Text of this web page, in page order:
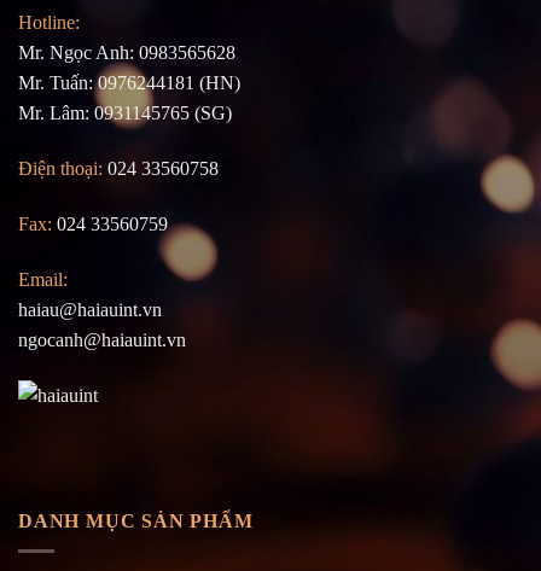
Hotline:
Mr. Ngọc Anh: 0983565628
Mr. Tuấn: 0976244181 (HN)
Mr. Lâm: 0931145765 (SG)
Điện thoại: 024 33560758
Fax: 024 33560759
Email:
haiau@haiauint.vn
ngocanh@haiauint.vn
DANH MỤC SẢN PHẨM